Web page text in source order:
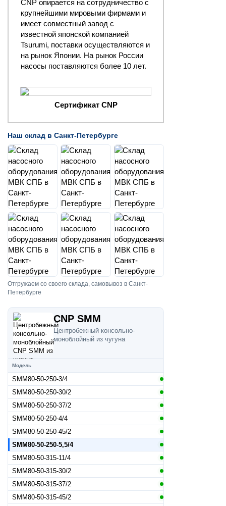
CNP опирается на сотрудничество с
крупнейшими мировыми фирмами и
имеет совместный завод с
известной японской компанией
Tsurumi, поставки осуществляются и
на рынок Японии. На рынок России
насосы поставляются более 10 лет.
Сертификат CNP
Наш склад в Санкт-Петербурге
Отгружаем со своего склада, самовывоз в Санкт-
Петербурге
CNP SMM
Центробежный консольно-
моноблойный из чугуна
Модель
SMM80-50-250-3/4
SMM80-50-250-30/2
SMM80-50-250-37/2
SMM80-50-250-4/4
SMM80-50-250-45/2
SMM80-50-250-5,5/4
SMM80-50-315-11/4
SMM80-50-315-30/2
SMM80-50-315-37/2
SMM80-50-315-45/2